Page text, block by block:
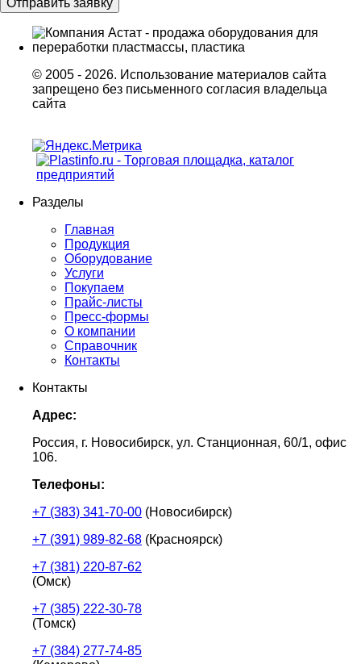
© 2005 - 2026. Использование материалов сайта
запрещено без письменного согласия владельца
сайта
Разделы
Главная
Продукция
Оборудование
Услуги
Покупаем
Прайс-листы
Пресс-формы
О компании
Справочник
Контакты
Контакты
Адрес:
Россия, г. Новосибирск, ул. Станционная, 60/1, офис
106.
Телефоны:
+7 (383) 341-70-00 (Новосибирск)
+7 (391) 989-82-68 (Красноярск)
+7 (381) 220-87-62
(Омск)
+7 (385) 222-30-78
(Томск)
+7 (384) 277-74-85